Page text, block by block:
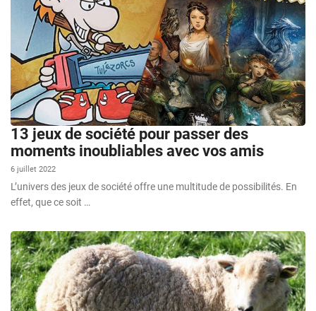
13 jeux de société pour passer des
moments inoubliables avec vos amis
6 juillet 2022
L’univers des jeux de société offre une multitude de possibilités. En
effet, que ce soit …